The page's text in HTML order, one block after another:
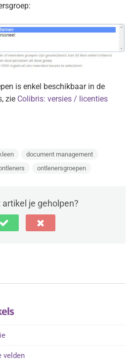
is enkel beschikbaar in de
zie Colibris: versies / licenties
document management
ontlenersgroepen
je geholpen?
velden